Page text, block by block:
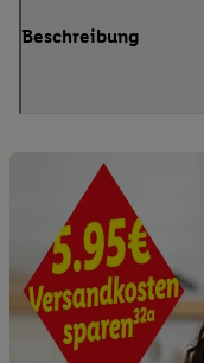
Beschreibung